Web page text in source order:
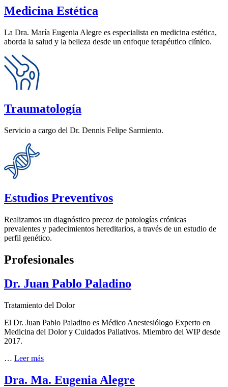
Medicina Estética
La Dra. María Eugenia Alegre es especialista en medicina estética,
aborda la salud y la belleza desde un enfoque terapéutico clínico.
Traumatología
Servicio a cargo del Dr. Dennis Felipe Sarmiento.
Estudios Preventivos
Realizamos un diagnóstico precoz de patologías crónicas
prevalentes y padecimientos hereditarios, a través de un estudio de
perfil genético.
Profesionales
Dr. Juan Pablo Paladino
Tratamiento del Dolor
El Dr. Juan Pablo Paladino es Médico Anestesiólogo Experto en
Medicina del Dolor y Cuidados Paliativos. Miembro del WIP desde
2017.
… Leer más
Dra. Ma. Eugenia Alegre